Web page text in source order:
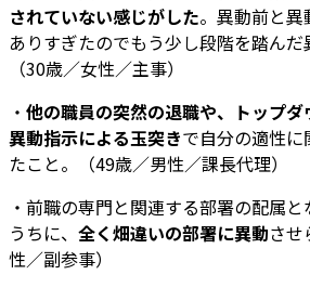
されていない感じがした。異動前と
ありすぎたのでもう少し段階を踏んだ
（30歳／女性／主事）
・ 他の職員の突然の退職や、トップ
異動指示による玉突きで自分の適性に
たこと。（49歳／男性／課長代理）
・前職の専門と関連する部署の配属
うちに、 全く畑違いの部署に異動さ
性／副参事）